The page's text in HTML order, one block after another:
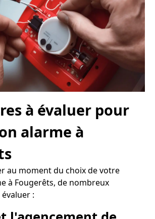
à évaluer pour
alarme à
au moment du choix de votre
à Fougerêts, de nombreux
: